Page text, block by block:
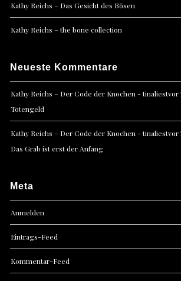
Kathy Reichs – Das Gesicht des Bösen
Kathy Reichs – the bone collection
Neueste Kommentare
Kathy Reichs – Der Code der Knochen - tinaliestvor
Totengeld
Kathy Reichs – Der Code der Knochen - tinaliestvor
Das Grab ist erst der Anfang
Meta
Anmelden
Eintrags-Feed
Kommentar-Feed